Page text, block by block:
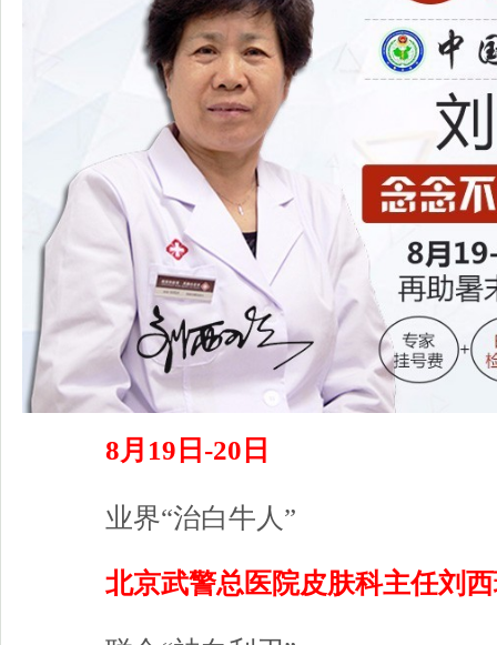
8月19日-20日
业界“治白牛人”
北京武警总医院皮肤科主任刘西